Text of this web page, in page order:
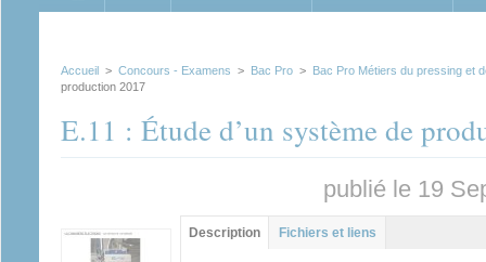
Accueil > Concours - Examens > Bac Pro > Bac Pro Métiers du pressing et
production 2017
E.11 : Étude d’un système de
publié le 19
Groupe principal
Description (onglet
actif)
Fichiers et liens